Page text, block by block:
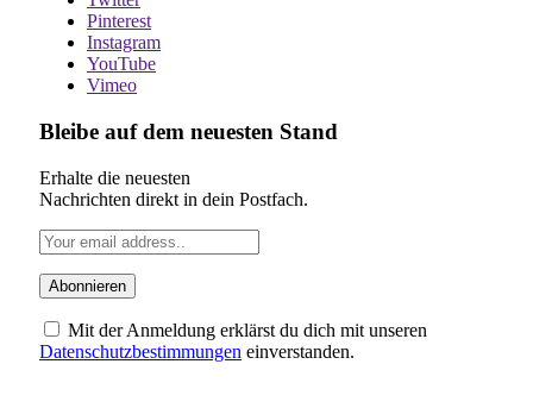
Pinterest
Instagram
YouTube
Vimeo
Bleibe auf dem neuesten Stand
Erhalte die neuesten
Nachrichten direkt in dein Postfach.
Mit der Anmeldung erklärst du dich mit unseren
Datenschutzbestimmungen einverstanden.